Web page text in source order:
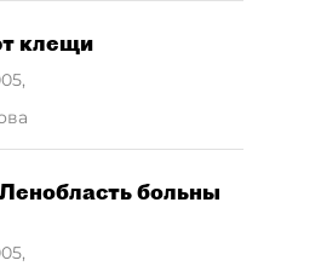
клещи
,
больны
,